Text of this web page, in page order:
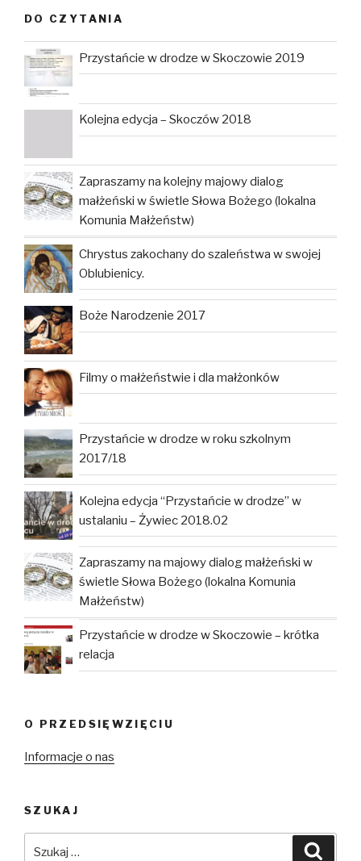
DO CZYTANIA
Przystańcie w drodze w Skoczowie 2019
Kolejna edycja – Skoczów 2018
Zapraszamy na kolejny majowy dialog
małżeński w świetle Słowa Bożego (lokalna
Komunia Małżeństw)
Chrystus zakochany do szaleństwa w swojej
Oblubienicy.
Boże Narodzenie 2017
Filmy o małżeństwie i dla małżonków
Przystańcie w drodze w roku szkolnym
2017/18
Kolejna edycja “Przystańcie w drodze” w
ustalaniu – Żywiec 2018.02
Zapraszamy na majowy dialog małżeński w
świetle Słowa Bożego (lokalna Komunia
Małżeństw)
Przystańcie w drodze w Skoczowie – krótka
relacja
O PRZEDSIĘWZIĘCIU
Informacje o nas
SZUKAJ